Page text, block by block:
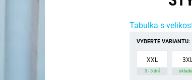
Tabulka s
VYBERTE VARIANTU:
XXL
3 - 5 dní